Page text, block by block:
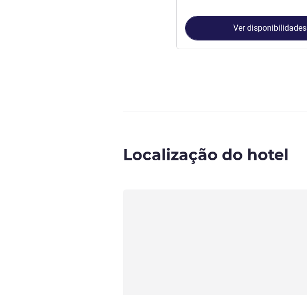
Ver disponibilidades
Localização do hotel